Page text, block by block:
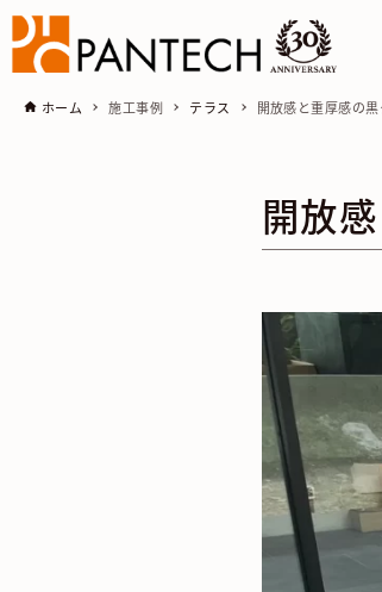
ホーム 施工事例 テラス 開放感と重厚感の
開放